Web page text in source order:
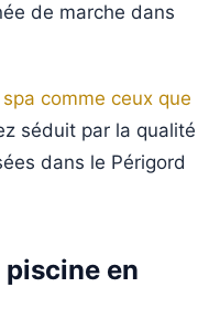
de marche dans
comme ceux que
séduit par la qualité
dans le Périgord
en